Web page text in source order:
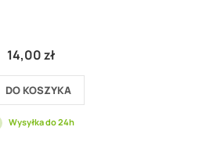
14,00 zł
DO KOSZYKA
Wysyłka do 24h